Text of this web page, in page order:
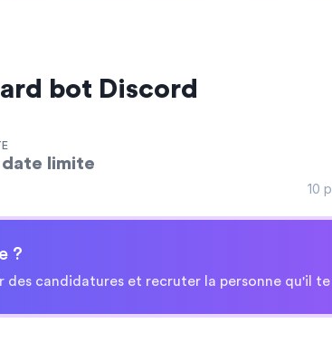
bot Discord
date limite
10
?
des candidatures et recruter la personne qu'il